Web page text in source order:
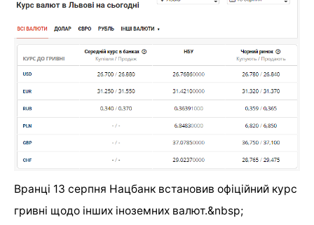
Вранці 13 серпня Нацбанк встановив офіційний курс
гривні щодо інших іноземних валют.&nbsp;